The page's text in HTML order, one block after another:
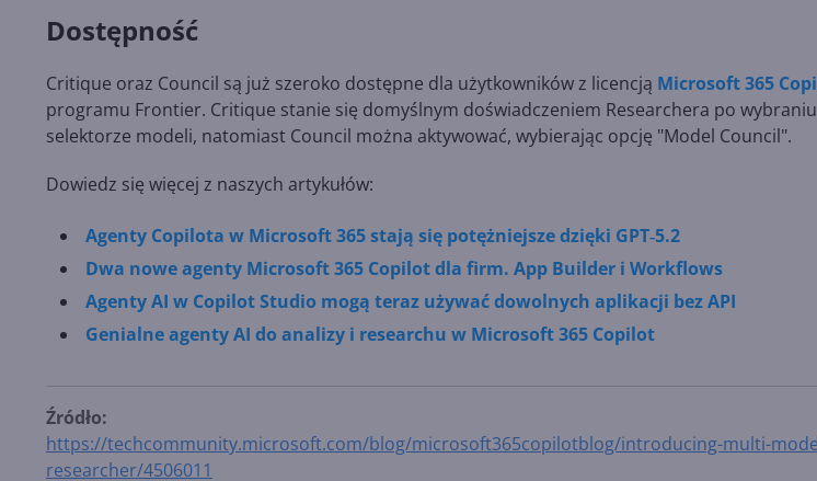
Dostępność
Critique oraz Council są już szeroko dostępne dla użytkowników z licencją Microsoft 365
programu Frontier. Critique stanie się domyślnym doświadczeniem Researchera po
selektorze modeli, natomiast Council można aktywować, wybierając opcję "Model Council".
Dowiedz się więcej z naszych artykułów:
Agenty Copilota w Microsoft 365 stają się potężniejsze dzięki GPT‑5.2
Dwa nowe agenty Microsoft 365 Copilot dla firm. App Builder i Workflows
Agenty AI w Copilot Studio mogą teraz używać dowolnych aplikacji bez API
Genialne agenty AI do analizy i researchu w Microsoft 365 Copilot
Źródło:
https://techcommunity.microsoft.com/blog/microsoft365copilotblog/introducing-multi-
researcher/4506011